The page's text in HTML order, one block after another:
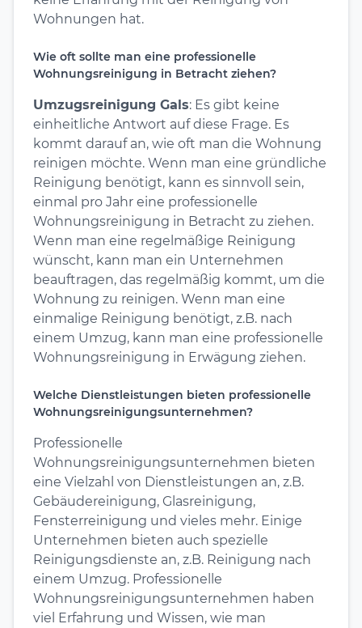
Wohnungen hat.
Wie oft sollte man eine professionelle
Wohnungsreinigung in Betracht ziehen?
Umzugsreinigung Gals: Es gibt keine
einheitliche Antwort auf diese Frage. Es
kommt darauf an, wie oft man die Wohnung
reinigen möchte. Wenn man eine gründliche
Reinigung benötigt, kann es sinnvoll sein,
einmal pro Jahr eine professionelle
Wohnungsreinigung in Betracht zu ziehen.
Wenn man eine regelmäßige Reinigung
wünscht, kann man ein Unternehmen
beauftragen, das regelmäßig kommt, um die
Wohnung zu reinigen. Wenn man eine
einmalige Reinigung benötigt, z.B. nach
einem Umzug, kann man eine professionelle
Wohnungsreinigung in Erwägung ziehen.
Welche Dienstleistungen bieten professionelle
Wohnungsreinigungsunternehmen?
Professionelle
Wohnungsreinigungsunternehmen bieten
eine Vielzahl von Dienstleistungen an, z.B.
Gebäudereinigung, Glasreinigung,
Fensterreinigung und vieles mehr. Einige
Unternehmen bieten auch spezielle
Reinigungsdienste an, z.B. Reinigung nach
einem Umzug. Professionelle
Wohnungsreinigungsunternehmen haben
viel Erfahrung und Wissen, wie man